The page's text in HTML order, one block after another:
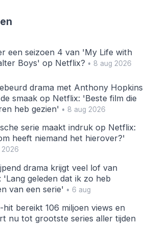
een seizoen 4 van 'My Life with
Boys' op Netflix? • 8 aug 2026
drama met Anthony Hopkins
smaak op Netflix: 'Beste film die
heb gezien' • 8 aug 2026
serie maakt indruk op Netflix:
heeft niemand het hierover?'
2026
drama krijgt veel lof van
'Lang geleden dat ik zo heb
van een serie' • 6 aug
hit bereikt 106 miljoen views en
nu tot grootste series aller tijden